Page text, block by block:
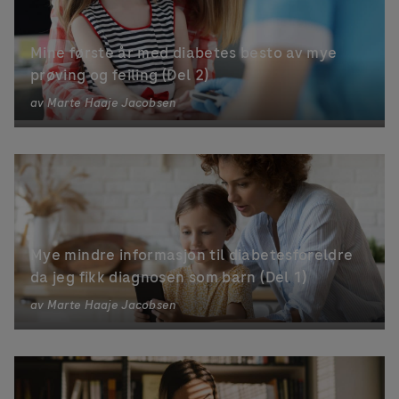
Mine første år med diabetes besto av mye
prøving og feiling (Del 2)
avMarte Haaje Jacobsen
Mye mindre informasjon til diabetesforeldre
da jeg fikk diagnosen som barn (Del 1)
av Marte Haaje Jacobsen